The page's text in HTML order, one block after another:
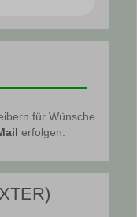
für Wünsche
erfolgen.